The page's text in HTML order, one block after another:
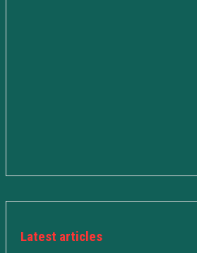
Latest articles